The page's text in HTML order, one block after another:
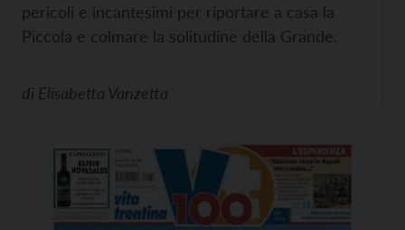
pericoli e incantesimi per riportare a casa la
Piccola e colmare la solitudine della Grande.
di Elisabetta Vanzetta